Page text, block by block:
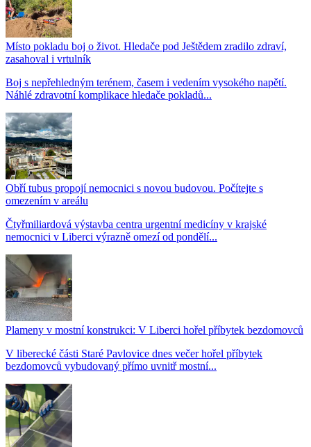
Místo pokladu boj o život. Hledače pod Ještědem zradilo zdraví,
zasahoval i vrtulník
Boj s nepřehledným terénem, časem i vedením vysokého napětí.
Náhlé zdravotní komplikace hledače pokladů...
Obří tubus propojí nemocnici s novou budovou. Počítejte s
omezením v areálu
Čtyřmiliardová výstavba centra urgentní medicíny v krajské
nemocnici v Liberci výrazně omezí od pondělí...
Plameny v mostní konstrukci: V Liberci hořel příbytek bezdomovců
V liberecké části Staré Pavlovice dnes večer hořel příbytek
bezdomovců vybudovaný přímo uvnitř mostní...